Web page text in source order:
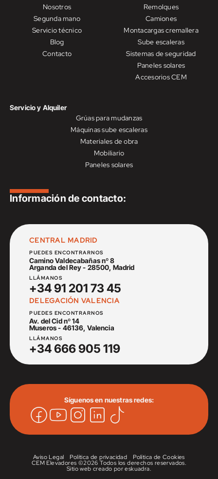
Nosotros
Segunda mano
Servicio técnico
Blog
Contacto
Remolques
Camiones
Montacargas cremallera
Sube escaleras
Sistemas de seguridad
Paneles solares
Accesorios CEM
Servicio y Alquiler
Grúas para mudanzas
Máquinas sube escaleras
Materiales de obra
Mobiliario
Paneles solares
Información de contacto:
CENTRAL MADRID
PUEDES ENCONTRARNOS
Camino Valdecabañas nº 8
Arganda del Rey - 28500, Madrid
LLÁMANOS
+34 91 201 73 45
DELEGACIÓN VALENCIA
PUEDES ENCONTRARNOS
Av. del Cid nº 14
Museros - 46136, Valencia
LLÁMANOS
+34 666 905 119
Síguenos en nuestras redes:
CEM Elevadores ©2026 Todos los derechos reservados.
Sitio web creado poreskuadra.
Aviso Legal Política de privacidad Política de Cookies